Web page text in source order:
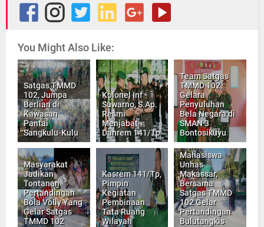
You Might Also Like:
Satgas TMMD
102, Jumpa
Berlian di
Kawasan
Pantai
Sangkulu-Kulu
Kolonel Inf
Suwarno, S.Ap.
Resmi
Menjabat
Danrem 141/Tp
Team Satgas
TMMD 102,
Gelara
Penyuluhan
Bela Negara di
SMAN 3
Bontosikuyu
Masyarakat
Jadikan
Tontanan
Pertandingan
Bola Volly Yang
Gelar Satgas
TMMD 102
Kasrem 141/Tp,
Pimpin
Kegiatan
Pembinaan
Tata Ruang
Wilayah
KKN
Mahasiswa
Unhas
Makassar,
Bersama
Satgas TMMD
102 Gelar
Pertandingan
Bulutangkis